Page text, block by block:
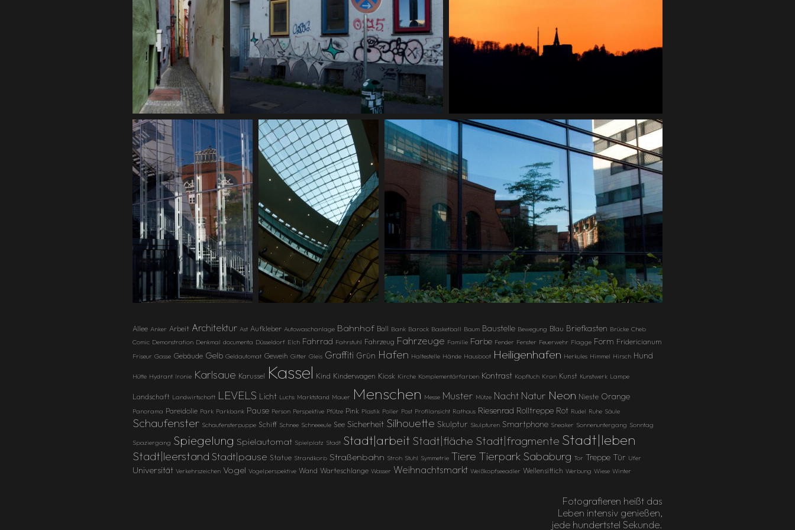
Allee Anker Arbeit Architektur Ast Aufkleber Autowaschanlage Bahnhof Ball Bank Barock Basketball Baum Baustelle Bewegung Blau Briefkasten Brücke Cheb
Comic Demonstration Denkmal documenta Düsseldorf Elch Fahrrad Fahrstuhl Fahrzeug Fahrzeuge Familie Farbe Fender Fenster Feuerwehr Flagge Form Fridericianum
Friseur Gasse Gebäude Gelb Geldautomat Geweih Gitter Gleis Graffiti Grün Hafen Haltestelle Hände Hausboot Heiligenhafen Herkules Himmel Hirsch Hund
Hütte Hydrant Ironie Karlsaue Karussel Kassel Kind Kinderwagen Kiosk Kirche Komplementärfarben Kontrast Kopftuch Kran Kunst Kunstwerk Lampe
Landschaft Landwirtschaft LEVELS Licht Luchs Marktstand Mauer Menschen Messe Muster Mütze Nacht Natur Neon Nieste Orange
Panorama Pareidolie Park Parkbank Pause Person Perspektive Pfütze Pink Plastik Poller Post Profilansicht Rathaus Riesenrad Rolltreppe Rot Rudel Ruhe Säule
Schaufenster Schaufensterpuppe Schiff Schnee Schneeeule See Sicherheit Silhouette Skulptur Skulpturen Smartphone Sneaker Sonnenuntergang Sonntag
Spaziergang Spiegelung Spielautomat Spielplatz Stadt Stadt|arbeit Stadt|fläche Stadt|fragmente Stadt|leben
Stadt|leerstand Stadt|pause Statue Strandkorb Straßenbahn Stroh Stuhl Symmetrie Tiere Tierpark Sababurg Tor Treppe Tür Ufer
Universität Verkehrszeichen Vogel Vogelperspektive Wand Warteschlange Wasser Weihnachtsmarkt Weißkopfseeadler Wellensittich Werbung Wiese Winter
Fotografieren heißt das
Leben intensiv genießen,
jede hundertstel Sekunde.